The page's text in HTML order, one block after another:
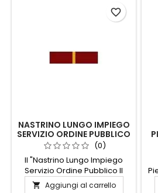
NASTRINO LUNGO IMPIEGO
SERVIZIO ORDINE PUBBLICO
II LIVELLO (0)
Il "Nastrino Lungo Impiego
Servizio Ordine Pubblico II
Livello" è un simbolo di
 Aggiungi al carrello
favorite_border